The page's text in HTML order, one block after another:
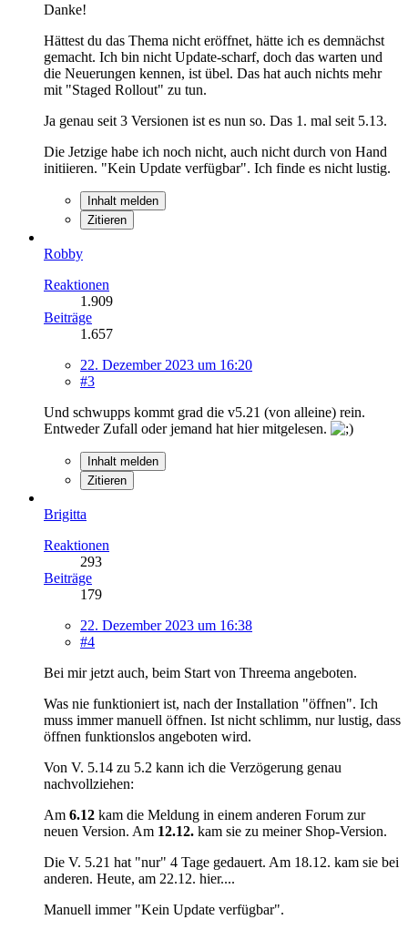
Danke!
Hättest du das Thema nicht eröffnet, hätte ich es demnächst
gemacht. Ich bin nicht Update-scharf, doch das warten und
die Neuerungen kennen, ist übel. Das hat auch nichts mehr
mit "Staged Rollout" zu tun.
Ja genau seit 3 Versionen ist es nun so. Das 1. mal seit 5.13.
Die Jetzige habe ich noch nicht, auch nicht durch von Hand
initiieren. "Kein Update verfügbar". Ich finde es nicht lustig.
Inhalt melden
Zitieren
Robby
Reaktionen
1.909
Beiträge
1.657
22. Dezember 2023 um 16:20
#3
Und schwupps kommt grad die v5.21 (von alleine) rein.
Entweder Zufall oder jemand hat hier mitgelesen.
Inhalt melden
Zitieren
Brigitta
Reaktionen
293
Beiträge
179
22. Dezember 2023 um 16:38
#4
Bei mir jetzt auch, beim Start von Threema angeboten.
Was nie funktioniert ist, nach der Installation "öffnen". Ich
muss immer manuell öffnen. Ist nicht schlimm, nur lustig, dass
öffnen funktionslos angeboten wird.
Von V. 5.14 zu 5.2 kann ich die Verzögerung genau
nachvollziehen:
Am 6.12 kam die Meldung in einem anderen Forum zur
neuen Version. Am 12.12. kam sie zu meiner Shop-Version.
Die V. 5.21 hat "nur" 4 Tage gedauert. Am 18.12. kam sie bei
anderen. Heute, am 22.12. hier....
Manuell immer "Kein Update verfügbar".